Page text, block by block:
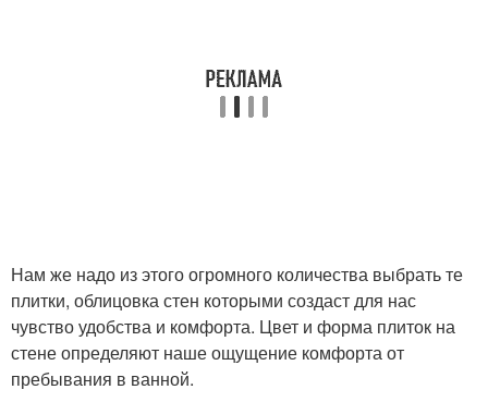
Нам же надо из этого огромного количества выбрать те
плитки, облицовка стен которыми создаст для нас
чувство удобства и комфорта. Цвет и форма плиток на
стене определяют наше ощущение комфорта от
пребывания в ванной.